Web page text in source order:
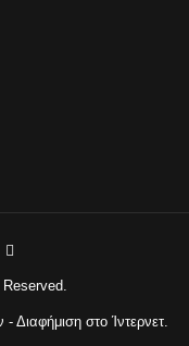
Διαφήμιση στο Ίντερνετ.